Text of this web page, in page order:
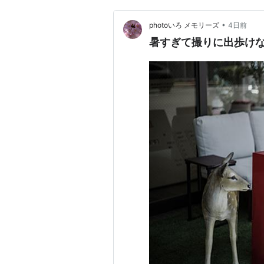
photoいろ メモリーズ • 4日前
暑すぎて撮りに出歩け